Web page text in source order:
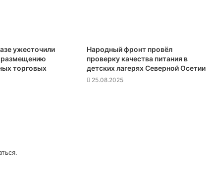
ужесточили
размещению
торговых
Народный фронт провёл
проверку качества питания в
детских лагерях Северной Осетии
25.08.2025
.